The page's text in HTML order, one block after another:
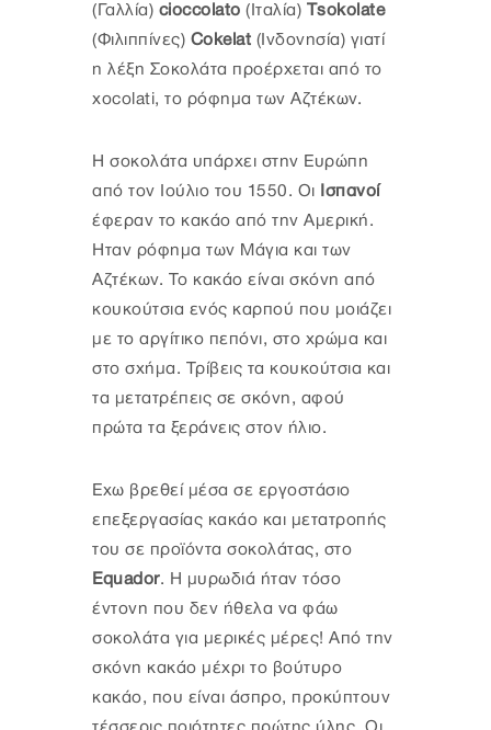
(Γαλλία) cioccolato (Ιταλία) Τsokolate
(Φιλιππίνες) Cokelat (Ινδονησία) γιατί
η λέξη Σοκολάτα προέρχεται από το
xocolati, το ρόφημα των Αζτέκων.
Η σοκολάτα υπάρχει στην Ευρώπη
από τον Ιούλιο του 1550. Οι Ισπανοί
έφεραν το κακάο από την Αμερική.
Ηταν ρόφημα των Μάγια και των
Αζτέκων. Το κακάο είναι σκόνη από
κουκούτσια ενός καρπού που μοιάζει
με το αργίτικο πεπόνι, στο χρώμα και
στο σχήμα. Τρίβεις τα κουκούτσια και
τα μετατρέπεις σε σκόνη, αφού
πρώτα τα ξεράνεις στον ήλιο.
Εχω βρεθεί μέσα σε εργοστάσιο
επεξεργασίας κακάο και μετατροπής
του σε προϊόντα σοκολάτας, στο
Equador. Η μυρωδιά ήταν τόσο
έντονη που δεν ήθελα να φάω
σοκολάτα για μερικές μέρες! Από την
σκόνη κακάο μέχρι το βούτυρο
κακάο, που είναι άσπρο, προκύπτουν